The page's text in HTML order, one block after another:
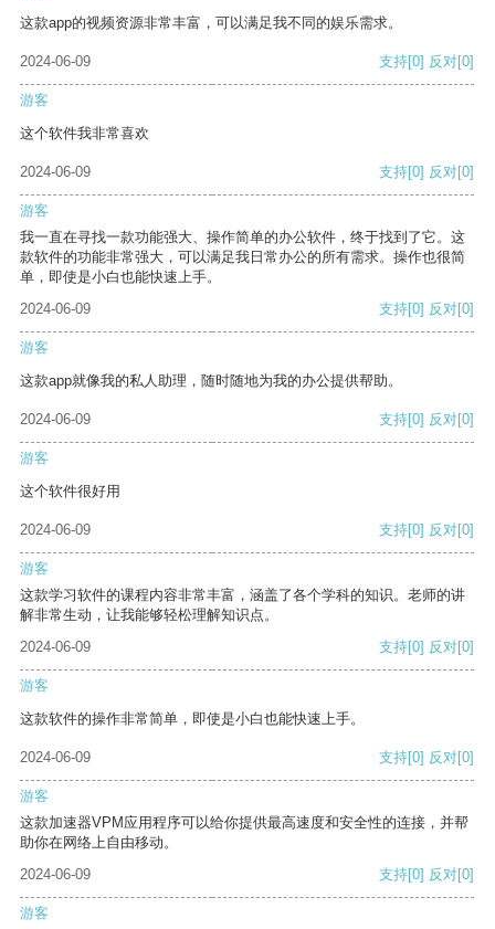
这款app的视频资源非常丰富，可以满足我不同的娱乐需求。
2024-06-09 支持[0] 反对[0]
游客
这个软件我非常喜欢
2024-06-09 支持[0] 反对[0]
游客
我一直在寻找一款功能强大、操作简单的办公软件，终于找到了它。这
款软件的功能非常强大，可以满足我日常办公的所有需求。操作也很简
单，即使是小白也能快速上手。
2024-06-09
支持[0] 反对[0]
游客
这款app就像我的私人助理，随时随地为我的办公提供帮助。
2024-06-09 支持[0] 反对[0]
游客
这个软件很好用
2024-06-09 支持[0] 反对[0]
游客
这款学习软件的课程内容非常丰富，涵盖了各个学科的知识。老师的讲
解非常生动，让我能够轻松理解知识点。
2024-06-09
支持[0] 反对[0]
游客
这款软件的操作非常简单，即使是小白也能快速上手。
2024-06-09 支持[0] 反对[0]
游客
这款加速器VPM应用程序可以给你提供最高速度和安全性的连接，并帮
助你在网络上自由移动。
2024-06-09
支持[0] 反对[0]
游客